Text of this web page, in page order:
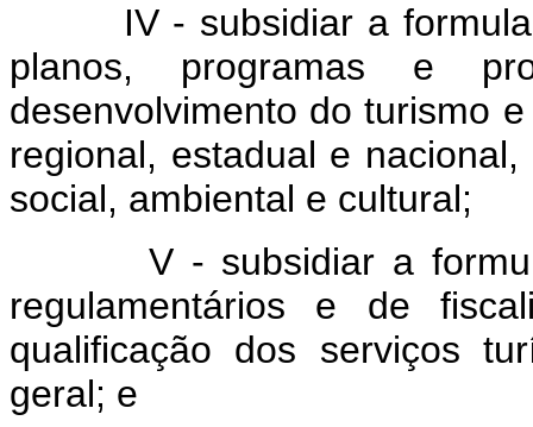
IV - subsidiar a
planos, programas e
desenvolvimento do turismo
regional, estadual e
social, ambiental e cultural;
V - subsidiar a
regulamentários e de
qualificação dos serviços
geral; e